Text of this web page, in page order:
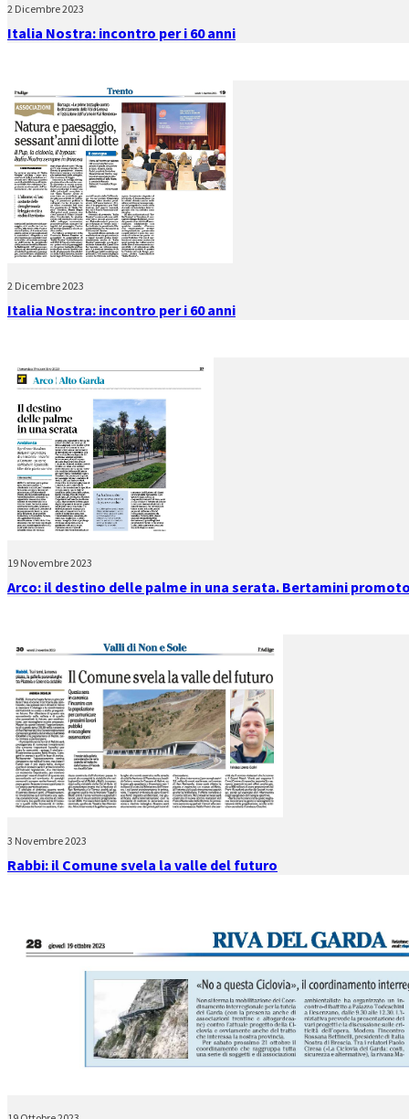
2 Dicembre 2023
Italia Nostra: incontro per i 60 anni
2 Dicembre 2023
Italia Nostra: incontro per i 60 anni
19 Novembre 2023
Arco: il destino delle palme in una serata. Bertamini
3 Novembre 2023
Rabbi: il Comune svela la valle del futuro